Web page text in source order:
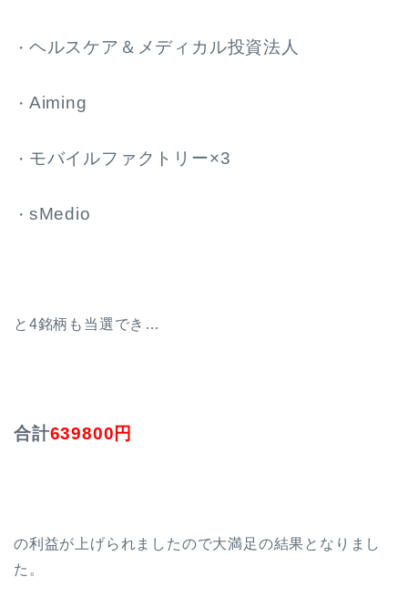
・ ヘルスケア＆メディカル投資法人
・ Aiming
・ モバイルファクトリー×3
・ sMedio
と4銘柄も当選でき…
合計639800円
の利益が上げられましたので大満足の結果となりまし
た。